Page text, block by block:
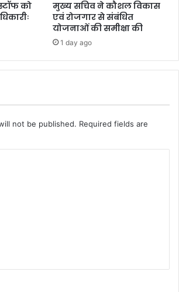
को
मुख्य सचिव ने कौशल विकास
एवं रोजगार से संबंधित
योजनाओं की समीक्षा की
1 day ago
not be published. Required fields are